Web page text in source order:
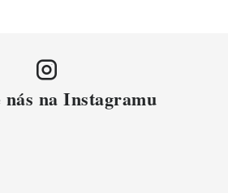
nás na Instagramu